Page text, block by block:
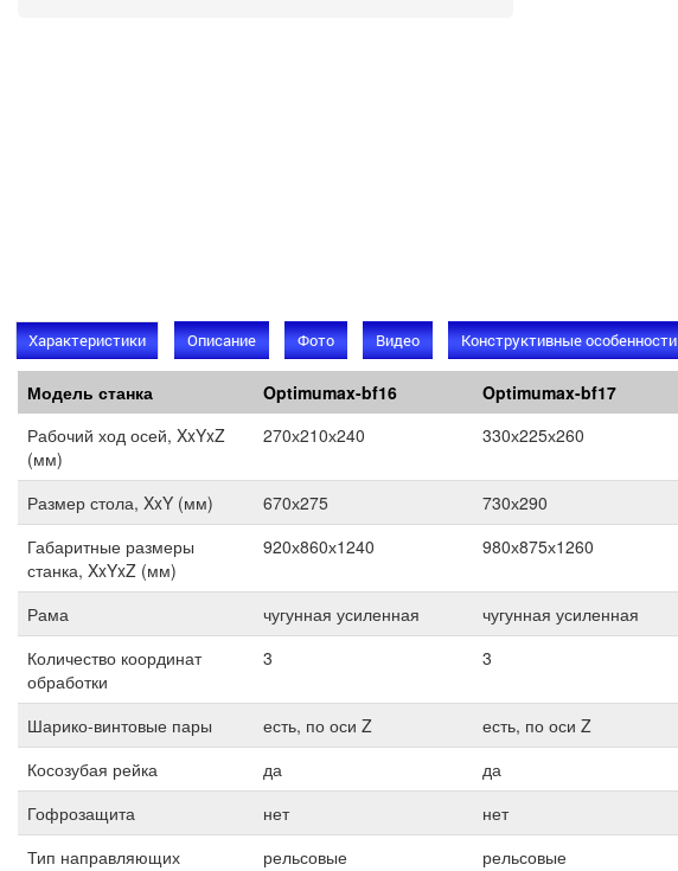
Характеристики Описание Фото Видео Конструктивные особенности
Модель станка Optimumax-bf16 Optimumax-bf17
Модель станка
Optimumax-bf16 Optimumax-bf17
Рабочий ход осей, XxYxZ
(мм)
270х210х240 330х225х260
Размер стола, XxY (мм) 670х275 730х290
Габаритные размеры
станка, XxYxZ (мм)
920х860х1240 980х875х1260
Рама чугунная усиленная чугунная усиленная
Количество координат
обработки
3 3
Шарико-винтовые пары есть, по оси Z есть, по оси Z
Косозубая рейка
да да
Гофрозащита
нет нет
Тип направляющих
рельсовые рельсовые